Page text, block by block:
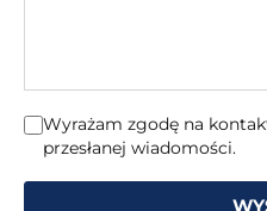
Wyrażam zgodę na
przesłanej wiadomości.